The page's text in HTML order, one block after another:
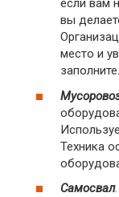
если вам
вы
место и
заполните.
Техника
Самосвал